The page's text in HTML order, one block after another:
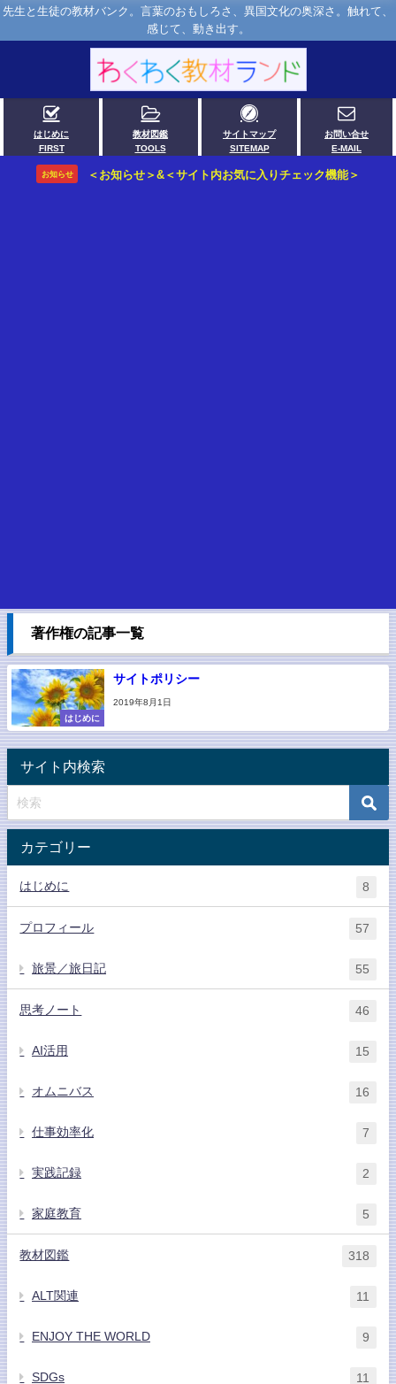
先生と生徒の教材バンク。言葉のおもしろさ、異国文化の奥深さ。触れて、
感じて、動き出す。
はじめに
FIRST
教材図鑑
TOOLS
サイトマップ
SITEMAP
お問い合せ
E-MAIL
お知らせ ＜お知らせ＞&＜サイト内お気に入りチェック機能＞
著作権の記事一覧
はじめに
サイトポリシー
2019年8月1日
サイト内検索
カテゴリー
はじめに 8
プロフィール 57
旅景／旅日記 55
思考ノート 46
AI活用 15
オムニバス 16
仕事効率化 7
実践記録 2
家庭教育 5
教材図鑑 318
ALT関連 11
ENJOY THE WORLD 9
SDGs 11